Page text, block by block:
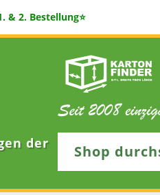
& 2. Bestellung⭐
der